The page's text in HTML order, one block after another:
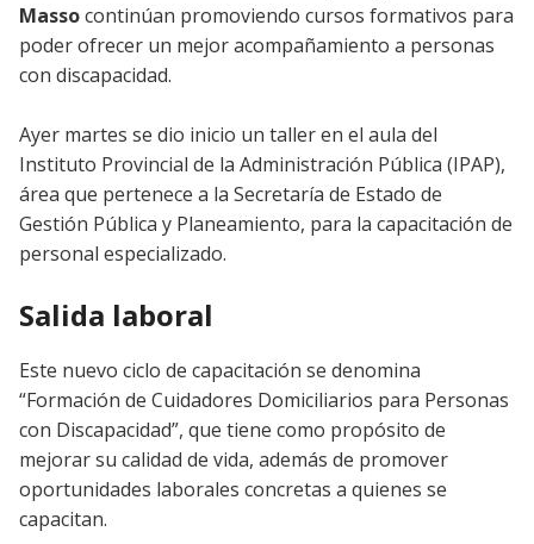
Massocontinúan promoviendo cursos formativos para
poder ofrecer un mejor acompañamiento a personas
con discapacidad.
Ayer martes se dio inicio un taller en el aula del
Instituto Provincial de la Administración Pública (IPAP),
área que pertenece a la Secretaría de Estado de
Gestión Pública y Planeamiento, para la capacitación de
personal especializado.
Salida laboral
Este nuevo ciclo de capacitación se denomina
“Formación de Cuidadores Domiciliarios para Personas
con Discapacidad”, que tiene como propósito de
mejorar su calidad de vida, además de promover
oportunidades laborales concretas a quienes se
capacitan.